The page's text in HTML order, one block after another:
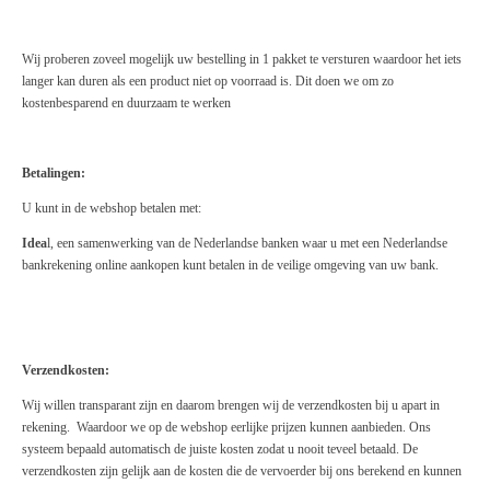
Wij proberen zoveel mogelijk uw bestelling in 1 pakket te versturen waardoor het iets
langer kan duren als een product niet op voorraad is. Dit doen we om zo
kostenbesparend en duurzaam te werken
Betalingen:
U kunt in de webshop betalen met:
Ideal, een samenwerking van de Nederlandse banken waar u met een Nederlandse
bankrekening online aankopen kunt betalen in de veilige omgeving van uw bank.
Verzendkosten:
Wij willen transparant zijn en daarom brengen wij de verzendkosten bij u apart in
rekening. Waardoor we op de webshop eerlijke prijzen kunnen aanbieden. Ons
systeem bepaald automatisch de juiste kosten zodat u nooit teveel betaald. De
verzendkosten zijn gelijk aan de kosten die de vervoerder bij ons berekend en kunnen